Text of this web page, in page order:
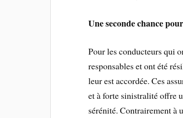
Une seconde chance
Pour les conducteurs qui
responsables et ont été
leur est accordée. Ces
et à forte sinistralité offre
sérénité. Contrairement à